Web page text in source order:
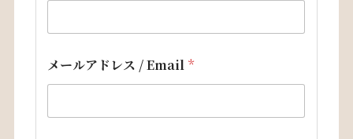
メールアドレス / Email *